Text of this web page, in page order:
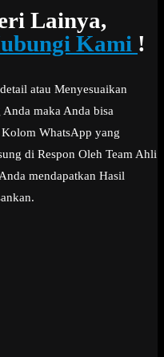
Lainya,
Kami !
atau Menyesuaikan
maka Anda bisa
WhatsApp yang
di Respon Oleh Team Ahli
mendapatkan Hasil